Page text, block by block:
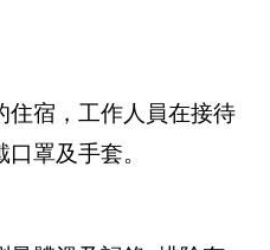
住宿，工作人員在接待
罩及手套。